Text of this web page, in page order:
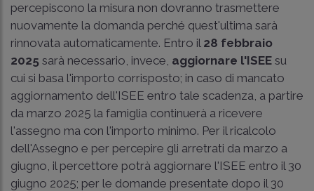
percepiscono la misura non dovranno trasmettere
nuovamente la domanda perché quest'ultima sarà
rinnovata automaticamente. Entro il 28 febbraio
2025 sarà necessario, invece, aggiornare l'ISEE su
cui si basa l'importo corrisposto; in caso di mancato
aggiornamento dell'ISEE entro tale scadenza, a partire
da marzo 2025 la famiglia continuerà a ricevere
l'assegno ma con l'importo minimo. Per il ricalcolo
dell'Assegno e per percepire gli arretrati da marzo a
giugno, il percettore potrà aggiornare l'ISEE entro il 30
giugno 2025; per le domande presentate dopo il 30